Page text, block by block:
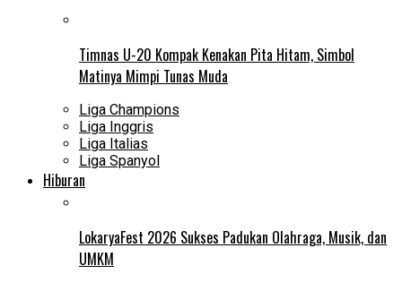
Timnas U-20 Kompak Kenakan Pita Hitam, Simbol
Matinya Mimpi Tunas Muda
Liga Champions
Liga Inggris
Liga Italias
Liga Spanyol
Hiburan
LokaryaFest 2026 Sukses Padukan Olahraga, Musik, dan
UMKM